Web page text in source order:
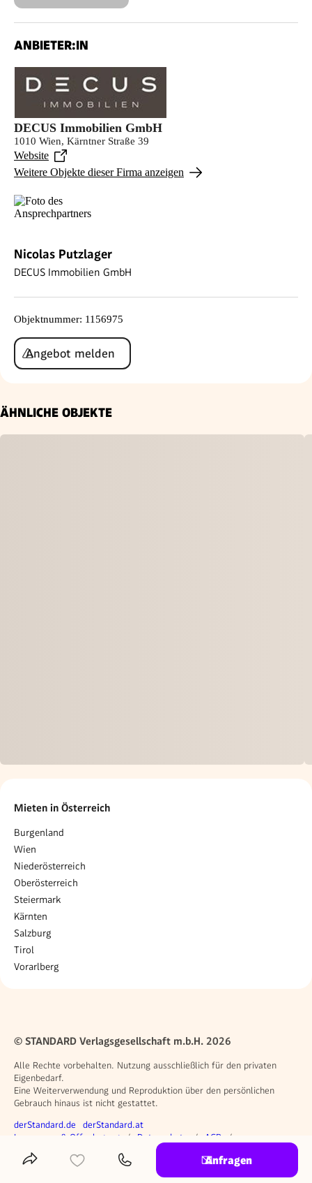
ANBIETER:IN
DECUS Immobilien GmbH
1010 Wien, Kärntner Straße 39
Website
Weitere Objekte dieser Firma anzeigen
Nicolas Putzlager
DECUS Immobilien GmbH
Objektnummer: 1156975
Angebot melden
ÄHNLICHE OBJEKTE
Mieten in Österreich
Burgenland
Wien
Niederösterreich
Oberösterreich
Steiermark
Kärnten
Salzburg
Tirol
Vorarlberg
Anfragen
© STANDARD Verlagsgesellschaft m.b.H. 2026
Alle Rechte vorbehalten. Nutzung ausschließlich für den privaten
Eigenbedarf.
Eine Weiterverwendung und Reproduktion über den persönlichen
Gebrauch hinaus ist nicht gestattet.
Weitere Angebote
derStandard.de derStandard.at
Rechtliches
Impressum & Offenlegung Datenschutz
AGB
Privacy Manager